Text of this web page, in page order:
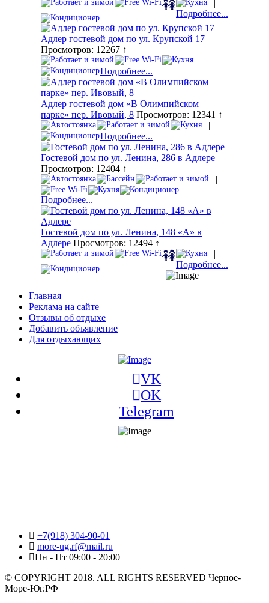
|
Подробнее...
Адлер гостевой дом по ул. Крупской 17
Просмотров: 12267 ↑
|
Подробнее...
Адлер гостевой дом «В Олимпийском
парке» пер. Ивовый, 8 Просмотров: 12341 ↑
|
Подробнее...
Гостевой дом по ул. Ленина, 286 в Адлере
Просмотров: 12404 ↑
|
Подробнее...
Гостевой дом по ул. Ленина, 148 «А» в
Адлере Просмотров: 12494 ↑
|
Подробнее...
Главная
Реклама на сайте
Отзывы об отдыхе
Добавить объявление
Для отдыхающих
VK
OK
Telegram
+7(918) 304-90-01
more-ug.rf@mail.ru
Пн - Пт 09:00 - 20:00
© COPYRIGHT 2018. ALL RIGHTS RESERVED Черное-
Море-Юг.РФ